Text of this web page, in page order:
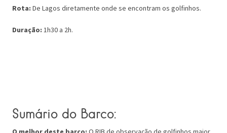
Rota: De Lagos diretamente onde se encontram os golfinhos.
Duração: 1h30 a 2h.
Sumário do Barco: